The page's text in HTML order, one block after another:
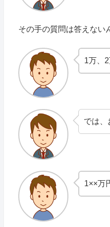
その手の質問は答えない
1万、
では、
1××万